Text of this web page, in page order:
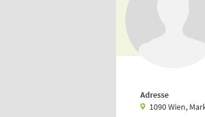
Adresse
1090 Wien,